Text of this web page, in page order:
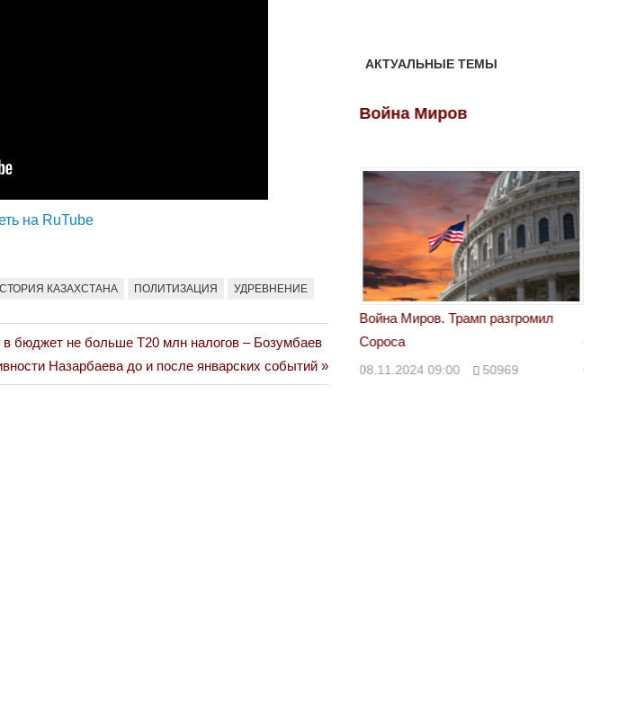
на RuTube
КАЗАХСТАНА ПОЛИТИЗАЦИЯ УДРЕВНЕНИЕ
бюджет не больше Т20 млн налогов – Бозумбаев
Назарбаева до и после январских событий
АКТУАЛЬНЫЕ ТЕМЫ
Сороса
08.11.2024 09:00 50969
Война Миров
Война Миров. Трамп разгромил
Сороса
08.11.2024 09:00 50969